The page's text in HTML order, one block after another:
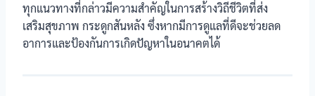
ทุกแนวทางที่กล่าวมีความสำคัญในการสร้างวิถีชีวิตที่ส่ง
เสริมสุขภาพ กระดูกสันหลัง ซึ่งหากมีการดูแลที่ดีจะช่วยลด
อาการและป้องกันการเกิดปัญหาในอนาคตได้